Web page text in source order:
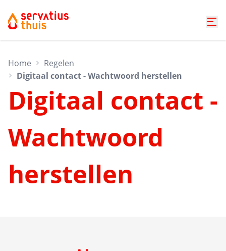
Home
Regelen
Digitaal contact - Wachtwoord herstellen
Digitaal contact -
Wachtwoord
herstellen